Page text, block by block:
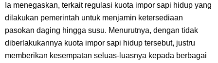
Ia menegaskan, terkait regulasi kuota impor sapi hidup yang
dilakukan pemerintah untuk menjamin ketersediaan
pasokan daging hingga susu. Menurutnya, dengan tidak
diberlakukannya kuota impor sapi hidup tersebut, justru
memberikan kesempatan seluas-luasnya kepada berbagai